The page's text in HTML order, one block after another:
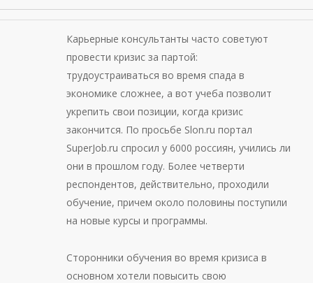
Карьерные консультанты часто советуют
провести кризис за партой:
трудоустраиваться во время спада в
экономике сложнее, а вот учеба позволит
укрепить свои позиции, когда кризис
закончится. По просьбе Slon.ru портал
SuperJob.ru спросил у 6000 россиян, учились ли
они в прошлом году. Более четверти
респондентов, действительно, проходили
обучение, причем около половины поступили
на новые курсы и программы.
Сторонники обучения во время кризиса в
основном хотели повысить свою